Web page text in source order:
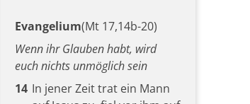
Evangelium(Mt 17,14b-20)
Wenn ihr Glauben habt, wird
euch nichts unmöglich sein
14 In jener Zeit trat ein Mann